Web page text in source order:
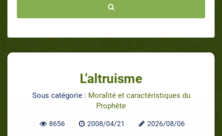
L’altruisme
Sous catégorie : Moralité et caractéristiques du
Prophète
8656 2008/04/21 2026/08/06